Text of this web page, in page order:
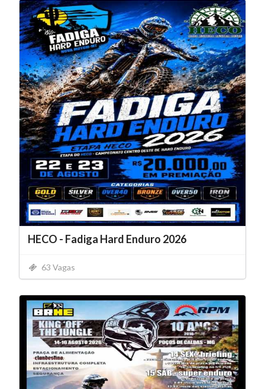
HECO - Fadiga Hard Enduro 2026
63 Vagas